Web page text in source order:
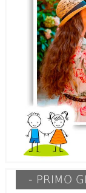
- PRIMO